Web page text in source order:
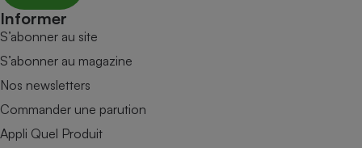
Informer
S’abonner au site
S’abonner au magazine
Nos newsletters
Commander une parution
Appli Quel Produit